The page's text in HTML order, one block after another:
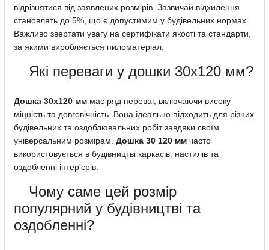
відрізнятися від заявлених розмірів. Зазвичай відхилення
становлять до 5%, що є допустимим у будівельних нормах.
Важливо звертати увагу на сертифікати якості та стандарти,
за якими виробляється пиломатеріал.
Які переваги у дошки 30х120 мм?
Дошка 30х120 мм має ряд переваг, включаючи високу
міцність та довговічність. Вона ідеально підходить для різних
будівельних та оздоблювальних робіт завдяки своїм
універсальним розмірам. Дошка 30 120 мм часто
використовується в будівництві каркасів, настилів та
оздобленні інтер'єрів.
Чому саме цей розмір
популярний у будівництві та
оздобленні?